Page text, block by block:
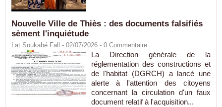
Nouvelle Ville de Thiès : des documents falsifiés
sèment l'inquiétude
Lat Soukabé Fall - 02/07/2026 - 0 Commentaire
La Direction générale de la
réglementation des constructions et
de l'habitat (DGRCH) a lancé une
alerte à l'attention des citoyens
concernant la circulation d'un faux
document relatif à l'acquisition...